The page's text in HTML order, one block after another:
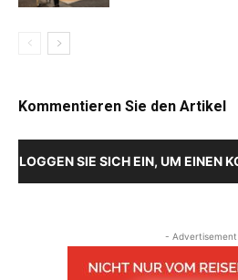
Kommentieren Sie den Artikel
LOGGEN SIE SICH EIN, UM EINEN
-